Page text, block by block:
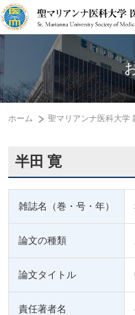
ホーム 聖マリアンナ医科大学
半田 寛
雑誌名（巻・号・年）
論文の種類
論文タイトル
責任著者名